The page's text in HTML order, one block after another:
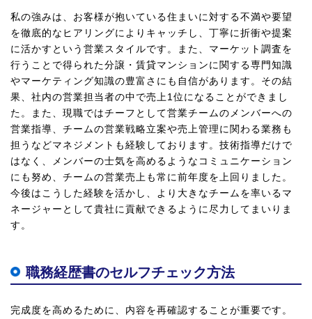
私の強みは、お客様が抱いている住まいに対する不満や要望
を徹底的なヒアリングによりキャッチし、丁寧に折衝や提案
に活かすという営業スタイルです。また、マーケット調査を
行うことで得られた分譲・賃貸マンションに関する専門知識
やマーケティング知識の豊富さにも自信があります。その結
果、社内の営業担当者の中で売上1位になることができまし
た。また、現職ではチーフとして営業チームのメンバーへの
営業指導、チームの営業戦略立案や売上管理に関わる業務も
担うなどマネジメントも経験しております。技術指導だけで
はなく、メンバーの士気を高めるようなコミュニケーション
にも努め、チームの営業売上も常に前年度を上回りました。
今後はこうした経験を活かし、より大きなチームを率いるマ
ネージャーとして貴社に貢献できるように尽力してまいりま
す。
職務経歴書のセルフチェック方法
完成度を高めるために、内容を再確認することが重要です。